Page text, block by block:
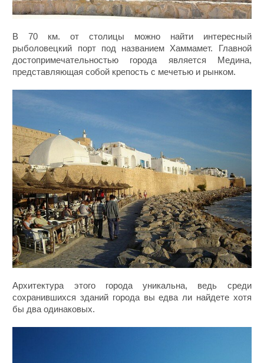
В 70 км. от столицы можно найти интересный
рыболовецкий порт под названием Хаммамет. Главной
достопримечательностью города является Медина,
представляющая собой крепость с мечетью и рынком.
Архитектура этого города уникальна, ведь среди
сохранившихся зданий города вы едва ли найдете хотя
бы два одинаковых.